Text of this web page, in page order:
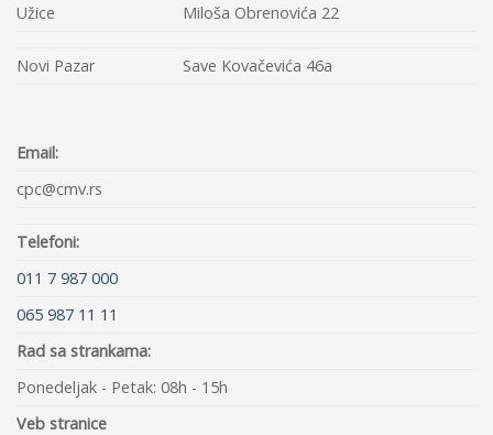
Užice Miloša Obrenovića 22
Novi Pazar Save Kovačevića 46a
Email:
cpc@cmv.rs
Telefoni:
011 7 987 000
065 987 11 11
Rad sa strankama:
Ponedeljak - Petak: 08h - 15h
Veb stranice